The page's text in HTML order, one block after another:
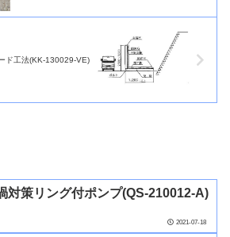
ド工法(KK-130029-VE)
対策リング付ポンプ(QS-210012-A)
2021-07-18